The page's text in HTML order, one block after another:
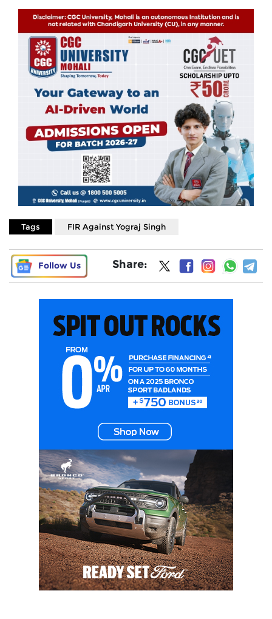
Tags FIR Against Yograj Singh
Follow Us Share: